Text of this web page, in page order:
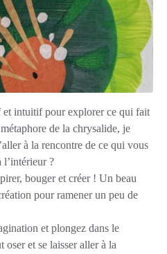
et intuitif pour explorer ce qui fait
de la chrysalide, je
à la rencontre de ce qui vous
l’intérieur ?
bouger et créer ! Un beau
pour ramener un peu de
et plongez dans le
et se laisser aller à la